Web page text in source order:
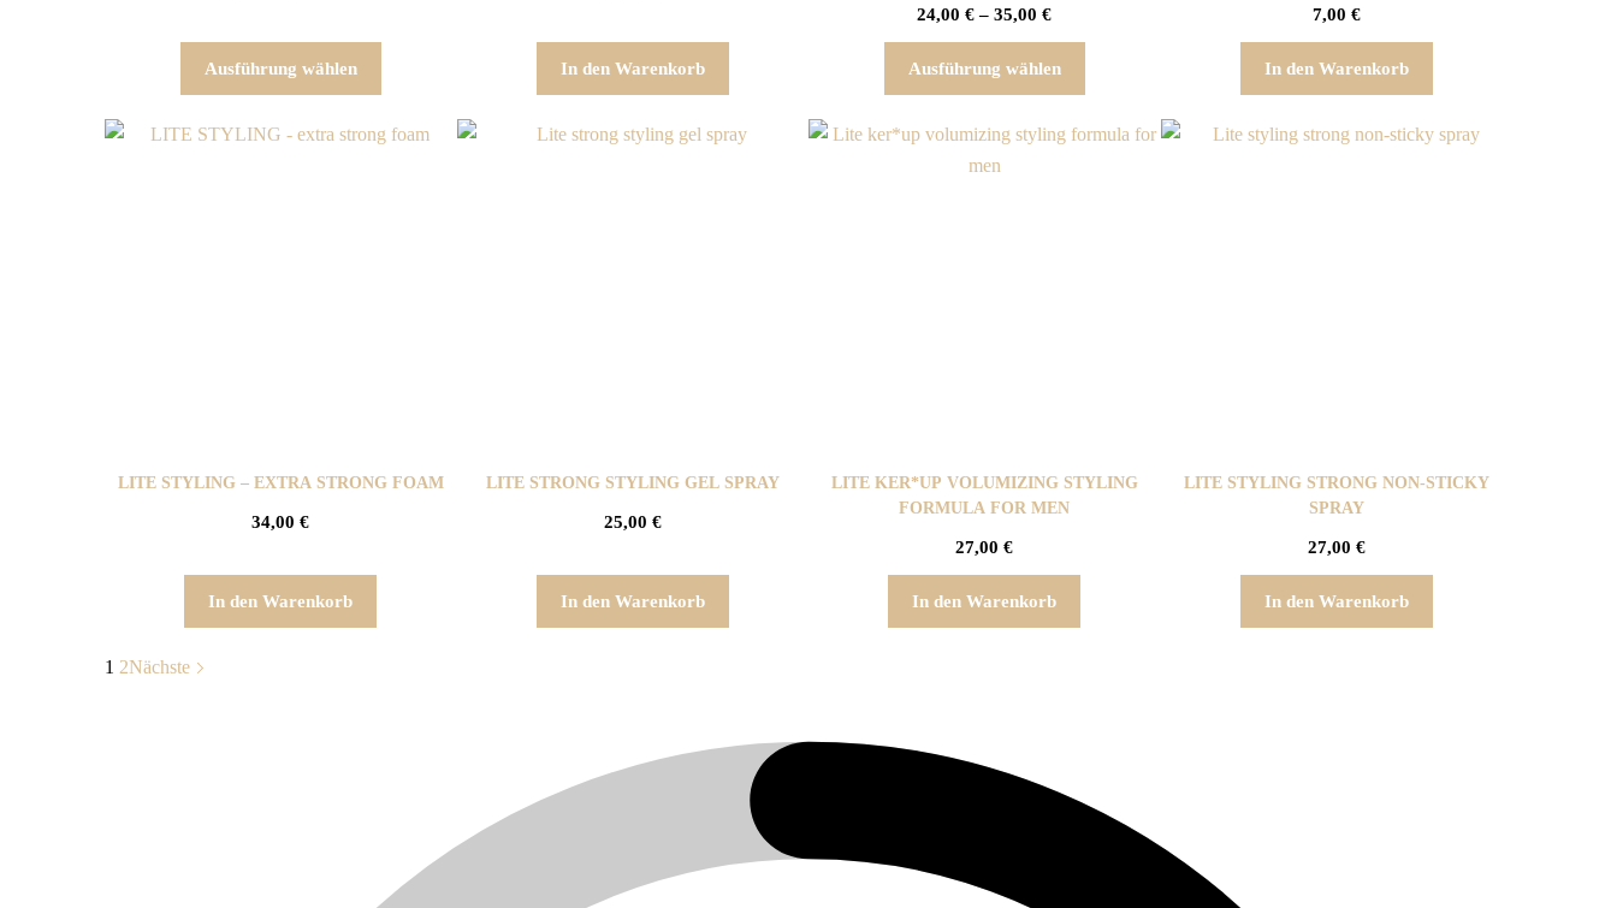
Ausführung wählen In den Warenkorb
24,00€ –35,00€
Ausführung wählen
7,00 €
In den Warenkorb
LITE STYLING – EXTRA STRONG FOAM
34,00€
In den Warenkorb
LITE STRONG STYLING GEL SPRAY
25,00 €
In den Warenkorb
LITE KER*UP VOLUMIZING STYLING
FORMULA FOR MEN
27,00€
In den Warenkorb
LITE STYLING STRONG NON-STICKY
SPRAY
27,00 €
In den Warenkorb
1 2Nächste